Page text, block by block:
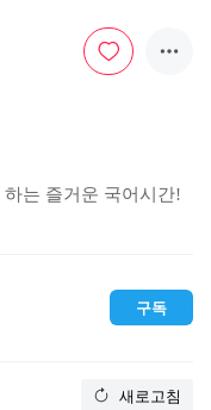
는 즐거운 국어시간!
구독
새로고침